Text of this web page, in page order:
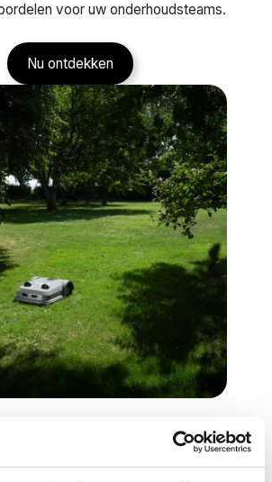
voor uw onderhoudsteams.
Nu ontdekken
voor moeilijke